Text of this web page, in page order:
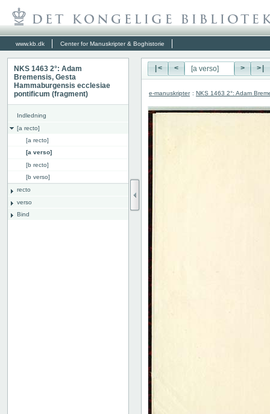
www.kb.dk Center for Manuskripter & Boghistorie
NKS 1463 2°: Adam
Bremensis, Gesta
Hammaburgensis ecclesiae
pontificum (fragment)
Indledning
[a recto]
[a recto]
[a verso]
[b recto]
[b verso]
recto
verso
Bind
|< < > >|
e-manuskripter : NKS 1463 2°: Adam